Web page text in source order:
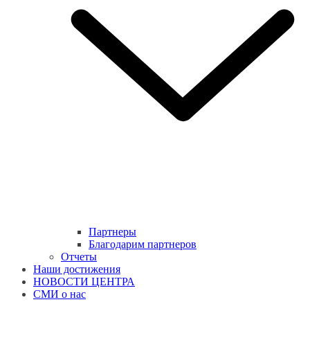
Партнеры
Благодарим партнеров
Отчеты
Наши достижения
НОВОСТИ ЦЕНТРА
СМИ о нас